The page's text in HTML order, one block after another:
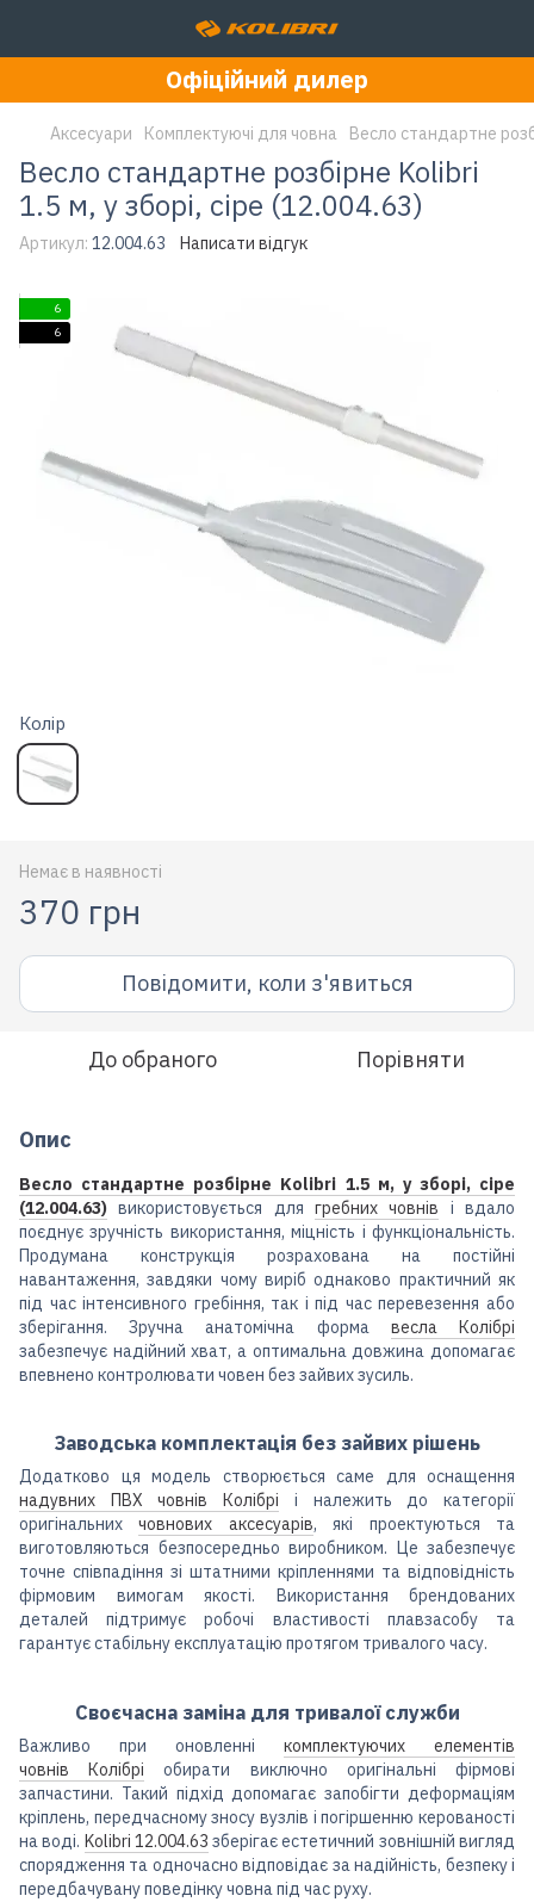
Офіційний дилер
Аксесуари Комплектуючі для човна Весло стандартне
Весло стандартне розбірне Kolibri
1.5 м, у зборі, сіре (12.004.63)
Артикул: 12.004.63 Написати відгук
6
6
Колір
Немає в наявності
370 грн
Повідомити, коли з'явиться
До обраного Порівняти
Опис
Весло стандартне розбірне Kolibri 1.5 м, у зборі, сіре
(12.004.63) використовується для гребних човнів і вдало
поєднує зручність використання, міцність і функціональність.
Продумана конструкція розрахована на постійні
навантаження, завдяки чому виріб однаково практичний як
під час інтенсивного гребіння, так і під час перевезення або
зберігання. Зручна анатомічна форма весла Колібрі
забезпечує надійний хват, а оптимальна довжина допомагає
впевнено контролювати човен без зайвих зусиль.
Заводська комплектація без зайвих рішень
Додатково ця модель створюється саме для оснащення
надувних ПВХ човнів Колібрі і належить до категорії
оригінальнихчовнових аксесуарів, які проектуються та
виготовляються безпосередньо виробником. Це забезпечує
точне співпадіння зі штатними кріпленнями та відповідність
фірмовим вимогам якості. Використання брендованих
деталей підтримує робочі властивості плавзасобу та
гарантує стабільну експлуатацію протягом тривалого часу.
Своєчасна заміна для тривалої служби
Важливо при оновленні комплектуючих елементів
човнів Колібрі обирати виключно оригінальні фірмові
запчастини. Такий підхід допомагає запобігти деформаціям
кріплень, передчасному зносу вузлів і погіршенню керованості
на воді. Kolibri 12.004.63 зберігає естетичний зовнішній вигляд
спорядження та одночасно відповідає за надійність, безпеку і
передбачувану поведінку човна під час руху.